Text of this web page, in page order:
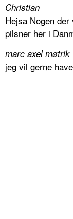
Christian
Hejsa Nogen
pilsner her i
marc axel møtrik
jeg vil gerne